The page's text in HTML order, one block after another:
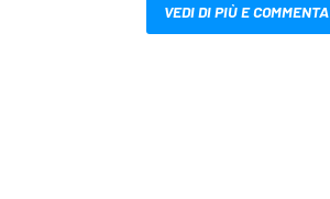
VEDI DI PIÙ E COMMENTA